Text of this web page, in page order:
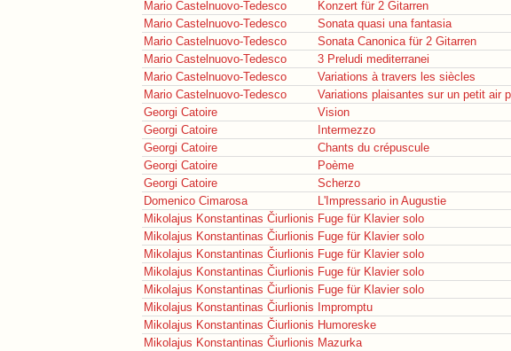
Mario Castelnuovo-Tedesco
Konzert für 2 Gitarren
Mario Castelnuovo-Tedesco
Sonata quasi una fantasia
Mario Castelnuovo-Tedesco
Sonata Canonica für 2 Gitarren
Mario Castelnuovo-Tedesco
3 Preludi mediterranei
Mario Castelnuovo-Tedesco
Variations à travers les siècles
Mario Castelnuovo-Tedesco
Variations plaisantes sur un petit air
Georgi Catoire
Vision
Georgi Catoire
Intermezzo
Georgi Catoire
Chants du crépuscule
Georgi Catoire
Poème
Georgi Catoire
Scherzo
Domenico Cimarosa
L'Impressario in Augustie
Mikolajus Konstantinas Čiurlionis Fuge für Klavier solo
Mikolajus Konstantinas Čiurlionis Fuge für Klavier solo
Mikolajus Konstantinas Čiurlionis Fuge für Klavier solo
Mikolajus Konstantinas Čiurlionis Fuge für Klavier solo
Mikolajus Konstantinas Čiurlionis Fuge für Klavier solo
Mikolajus Konstantinas Čiurlionis Impromptu
Mikolajus Konstantinas Čiurlionis Humoreske
Mikolajus Konstantinas Čiurlionis Mazurka